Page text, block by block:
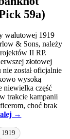
59a)
walutowej 1919
& Sons, należy
II RP.
złotowej
został oficjalnie
wysoką
niewielka część
trakcie kampanii
choć brak
→
1919